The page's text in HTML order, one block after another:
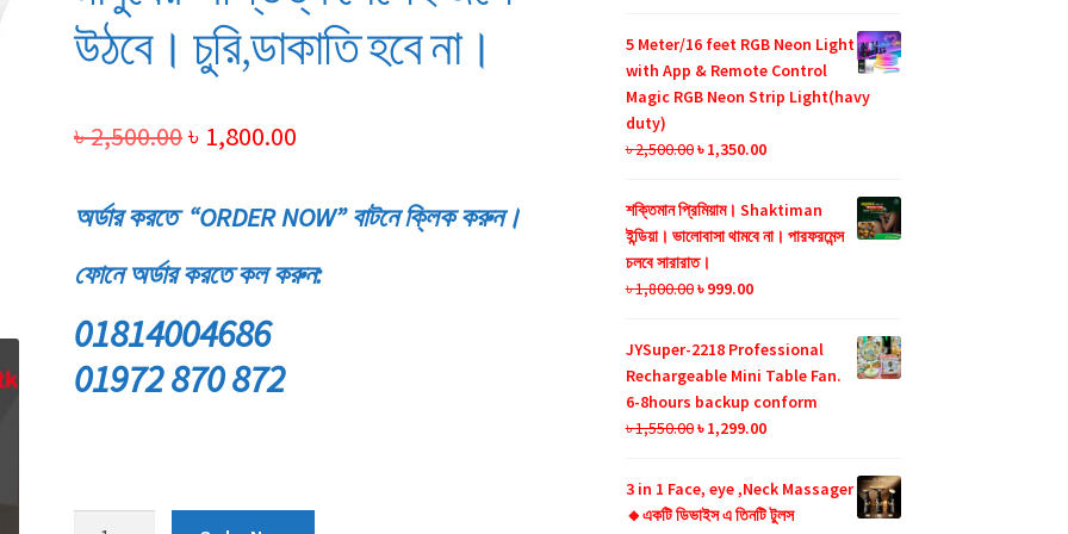
উঠবে। চুরি,ডাকাতি হবে না।
৳2,500.00Original
was:
৳ 2,500.00.
৳ 1,800.00
is:
৳ 1,800.00.
অর্ডার করতে “ORDER NOW” বাটনে ক্লিক করুন।
ফোনে অর্ডার করতে কল করুন:
01814004686
01972 870 872
was:
5 Meter/16 feet RGB Neon Light
with App & Remote Control
Magic RGB Neon Strip Light(havy
duty)
৳2,500.00Original
was:
৳ 2,500.00.
৳1,350.00Current
is:
৳ 1,350.00.
শক্তিমান প্রিমিয়াম। Shaktiman
ইন্ডিয়া। ভালোবাসা থামবে না। পারফরমেন্স
চলবে সারারাত।
৳1,800.00Original
৳ 1,800.00.
৳999.00Current
is:
৳ 999.00.
JYSuper-2218 Professional
Rechargeable Mini Table Fan.
6-8hours backup conform
৳1,550.00Original
৳ 1,550.00.
৳1,299.00Current
is:
৳ 1,299.00.
3 in 1 Face, eye ,Neck Massager
🔸একটি ডিভাইস এ তিনটি টুলস